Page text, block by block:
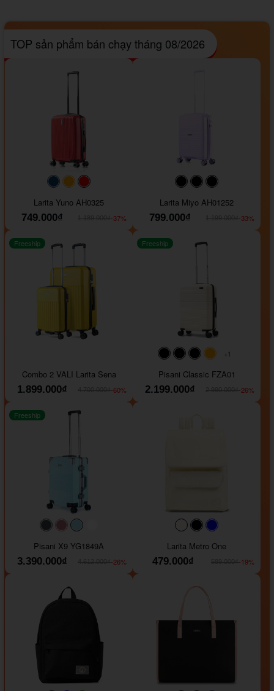
TOP sản phẩm bán chạy tháng 08/2026
#093f69#ffa500
Larita Yuno AH0325
749.000₫
-37%
#000000#000000
Larita Miyo AH01252
799.000₫
-33%
Freeship
Combo 2 VALI Larita Sena
1.899.000₫
-60%
#000000#000000#000000
+1
Freeship
Pisani Classic FZA01
2.199.000₫
-26%
#40454a#b76e79
Freeship
Pisani X9 YG1849A
3.390.000₫
-26%
#faf0e6#000000
Larita Metro One
479.000₫
-19%